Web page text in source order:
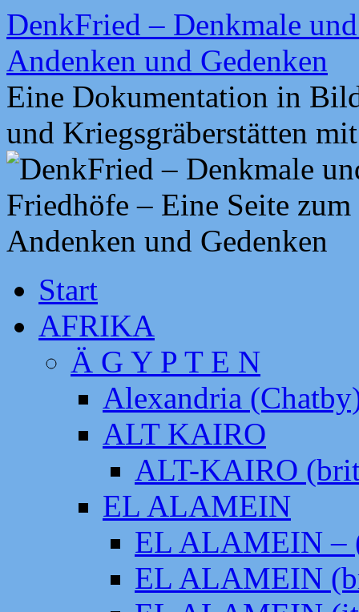
Zum
Inhalt
springen
DenkFried – Denkmale
Andenken und Gedenken
Eine Dokumentation in
und Kriegsgräberstätten
Start
AFRIKA
Ä G Y P T E N
Alexandria
ALT KAIRO
ALT-KAIRO
EL ALAMEIN
EL ALAMEIN –
EL ALAMEIN